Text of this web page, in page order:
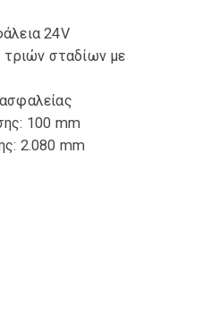
24V
τριών σταδίων με
100 mm
2.080 mm